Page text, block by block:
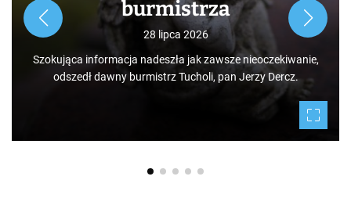
Rozpoczynamy nowy cykl opowieści zarówno dla turystów,
jak i mieszkańców, którzy niekoniecznie muszą podróżować
po świecie. Mamy niezwykłe szczęście żyć w Borach
Tucholskich i korzystać i to w dodatku za darmo z tego, co
daje nam natura.